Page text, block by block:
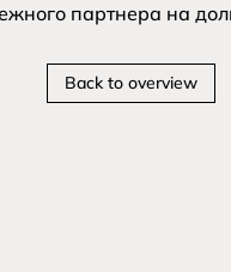
партнера на
Back to overview